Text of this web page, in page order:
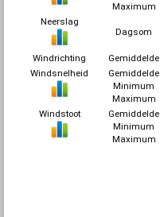
Maximum
Neerslag
Dagsom
Windrichting
Gemiddelde
Windsnelheid
Gemiddelde
Minimum
Maximum
Windstoot
Gemiddelde
Minimum
Maximum